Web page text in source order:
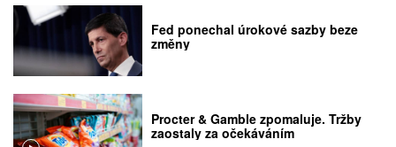
Fed ponechal úrokové sazby beze
změny
Procter & Gamble zpomaluje. Tržby
zaostaly za očekáváním